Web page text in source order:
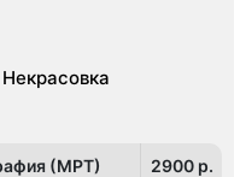
(МРТ) 2900 p.